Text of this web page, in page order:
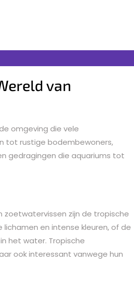
van
omgeving die vele
tot rustige bodembewoners,
gedragingen die aquariums tot
zoetwatervissen zijn de tropische
en intense kleuren, of de
het water. Tropische
ook interessant vanwege hun